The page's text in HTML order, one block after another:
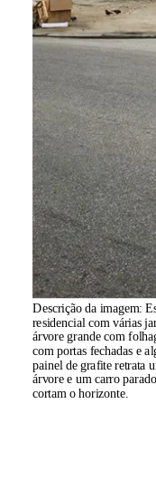
Descrição da imagem:
residencial com várias
árvore grande com
com portas fechadas e
painel de grafite retrata
árvore e um carro
cortam o horizonte.